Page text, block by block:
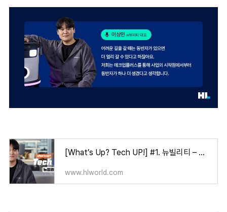
[What’s Up? Tech UP!] #1. 뉴빌리티 – 자율주행 로봇으로 일상의 혁신을 꿈꾸다
www.hlworld.com